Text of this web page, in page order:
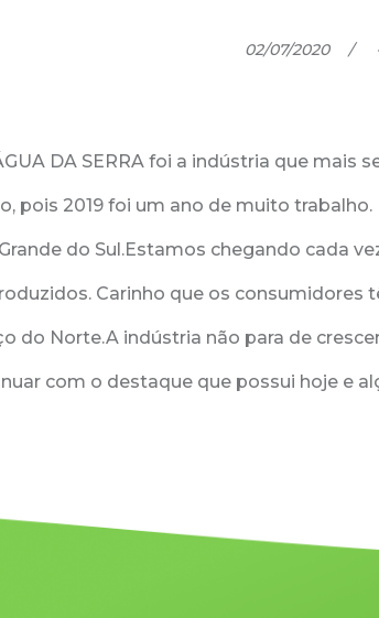
02/07/2020
DA SERRA foi a indústria que
pois 2019 foi um ano de muito
do Sul.Estamos chegando cada
Carinho que os
do Norte.A indústria não para de
com o destaque que possui hoje e